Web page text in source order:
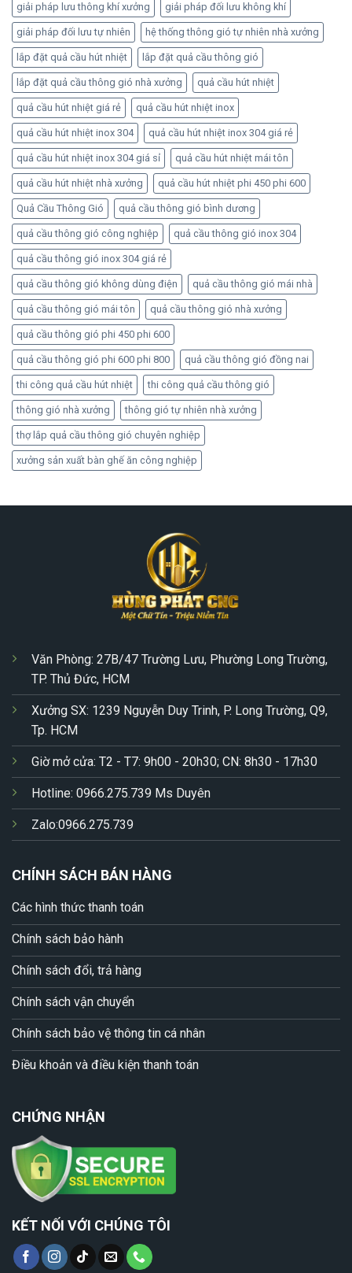
giải pháp lưu thông khí xưởng giải pháp đối lưu không khí
giải pháp đối lưu tự nhiên hệ thống thông gió tự nhiên nhà xưởng
lắp đặt quả cầu hút nhiệt lắp đặt quả cầu thông gió
lắp đặt quả cầu thông gió nhà xưởng quả cầu hút nhiệt
quả cầu hút nhiệt giá rẻ quả cầu hút nhiệt inox
quả cầu hút nhiệt inox 304 quả cầu hút nhiệt inox 304 giá rẻ
quả cầu hút nhiệt inox 304 giá sỉ quả cầu hút nhiệt mái tôn
quả cầu hút nhiệt nhà xưởng quả cầu hút nhiệt phi 450 phi 600
Quả Cầu Thông Gió quả cầu thông gió bình dương
quả cầu thông gió công nghiệp quả cầu thông gió inox 304
quả cầu thông gió inox 304 giá rẻ
quả cầu thông gió không dùng điện quả cầu thông gió mái nhà
quả cầu thông gió mái tôn quả cầu thông gió nhà xưởng
quả cầu thông gió phi 450 phi 600
quả cầu thông gió phi 600 phi 800 quả cầu thông gió đồng nai
thi công quả cầu hút nhiệt thi công quả cầu thông gió
thông gió nhà xưởng thông gió tự nhiên nhà xưởng
thợ lắp quả cầu thông gió chuyên nghiệp
xưởng sản xuất bàn ghế ăn công nghiệp
Văn Phòng: 27B/47 Trường Lưu, Phường Long Trường,
TP. Thủ Đức, HCM
Xưởng SX: 1239 Nguyễn Duy Trinh, P. Long Trường, Q9,
Tp. HCM
Giờ mở cửa: T2 - T7: 9h00 - 20h30; CN: 8h30 - 17h30
Hotline: 0966.275.739 Ms Duyên
Zalo:0966.275.739
CHÍNH SÁCH BÁN HÀNG
Các hình thức thanh toán
Chính sách bảo hành
Chính sách đổi, trả hàng
Chính sách vận chuyển
Chính sách bảo vệ thông tin cá nhân
Điều khoản và điều kiện thanh toán
CHỨNG NHẬN
KẾT NỐI VỚI CHÚNG TÔI